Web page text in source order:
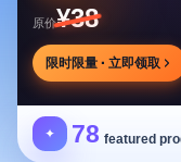
原价¥38
限时限量 · 立即领取
✦ 78 featured